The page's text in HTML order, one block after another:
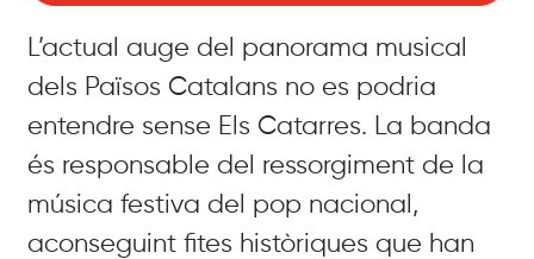
L’actual auge del panorama musical
dels Països Catalans no es podria
entendre sense Els Catarres. La banda
és responsable del ressorgiment de la
música festiva del pop nacional,
aconseguint fites històriques que han